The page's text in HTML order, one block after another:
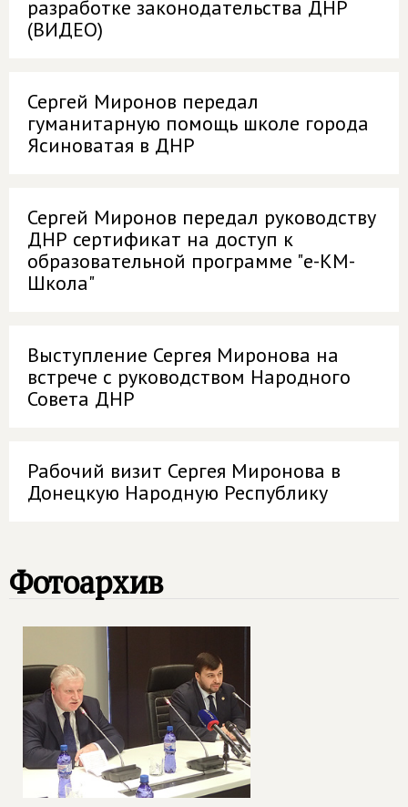
разработке законодательства ДНР
(ВИДЕО)
Сергей Миронов передал
гуманитарную помощь школе города
Ясиноватая в ДНР
Сергей Миронов передал руководству
ДНР сертификат на доступ к
образовательной программе "e-КМ-
Школа"
Выступление Сергея Миронова на
встрече с руководством Народного
Совета ДНР
Рабочий визит Сергея Миронова в
Донецкую Народную Республику
Фотоархив